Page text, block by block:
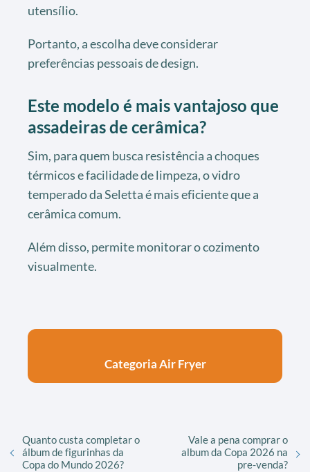
utensílio.
Portanto, a escolha deve considerar
preferências pessoais de design.
Este modelo é mais vantajoso que
assadeiras de cerâmica?
Sim, para quem busca resistência a choques
térmicos e facilidade de limpeza, o vidro
temperado da Seletta é mais eficiente que a
cerâmica comum.
Além disso, permite monitorar o cozimento
visualmente.
Categoria Air Fryer
Quanto custa completar o
álbum de figurinhas da
Copa do Mundo 2026?
Vale a pena comprar o
album da Copa 2026 na
pre-venda?